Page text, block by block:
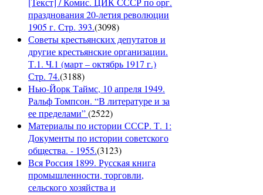
празднования 20-летия революции
1905 г. Стр. 393.(3098)
Советы крестьянских депутатов и
другие крестьянские организации.
Т.1. Ч.1 (март – октябрь 1917 г.)
Стр. 74.(3188)
Нью-Йорк Таймс, 10 апреля 1949.
Ральф Томпсон. “В литературе и за
ее пределами”(2522)
Материалы по истории СССР. Т. 1:
Документы по истории советского
общества. - 1955.(3123)
Вся Россия 1899. Русская книга
промышленности, торговли,
сельского хозяйства и